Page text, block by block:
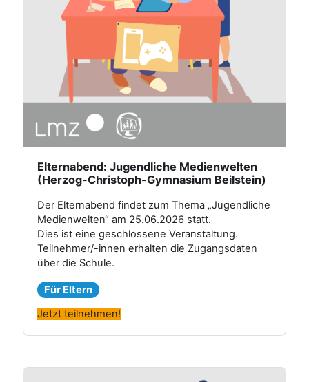
Elternabend: Jugendliche Medienwelten
(Herzog-Christoph-Gymnasium Beilstein)
Der Elternabend findet zum Thema „Jugendliche
Medienwelten“ am 25.06.2026 statt.
Dies ist eine geschlossene Veranstaltung.
Teilnehmer/-innen erhalten die Zugangsdaten
über die Schule.
Für Eltern
Jetzt teilnehmen!